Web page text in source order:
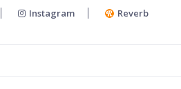
Instagram Reverb